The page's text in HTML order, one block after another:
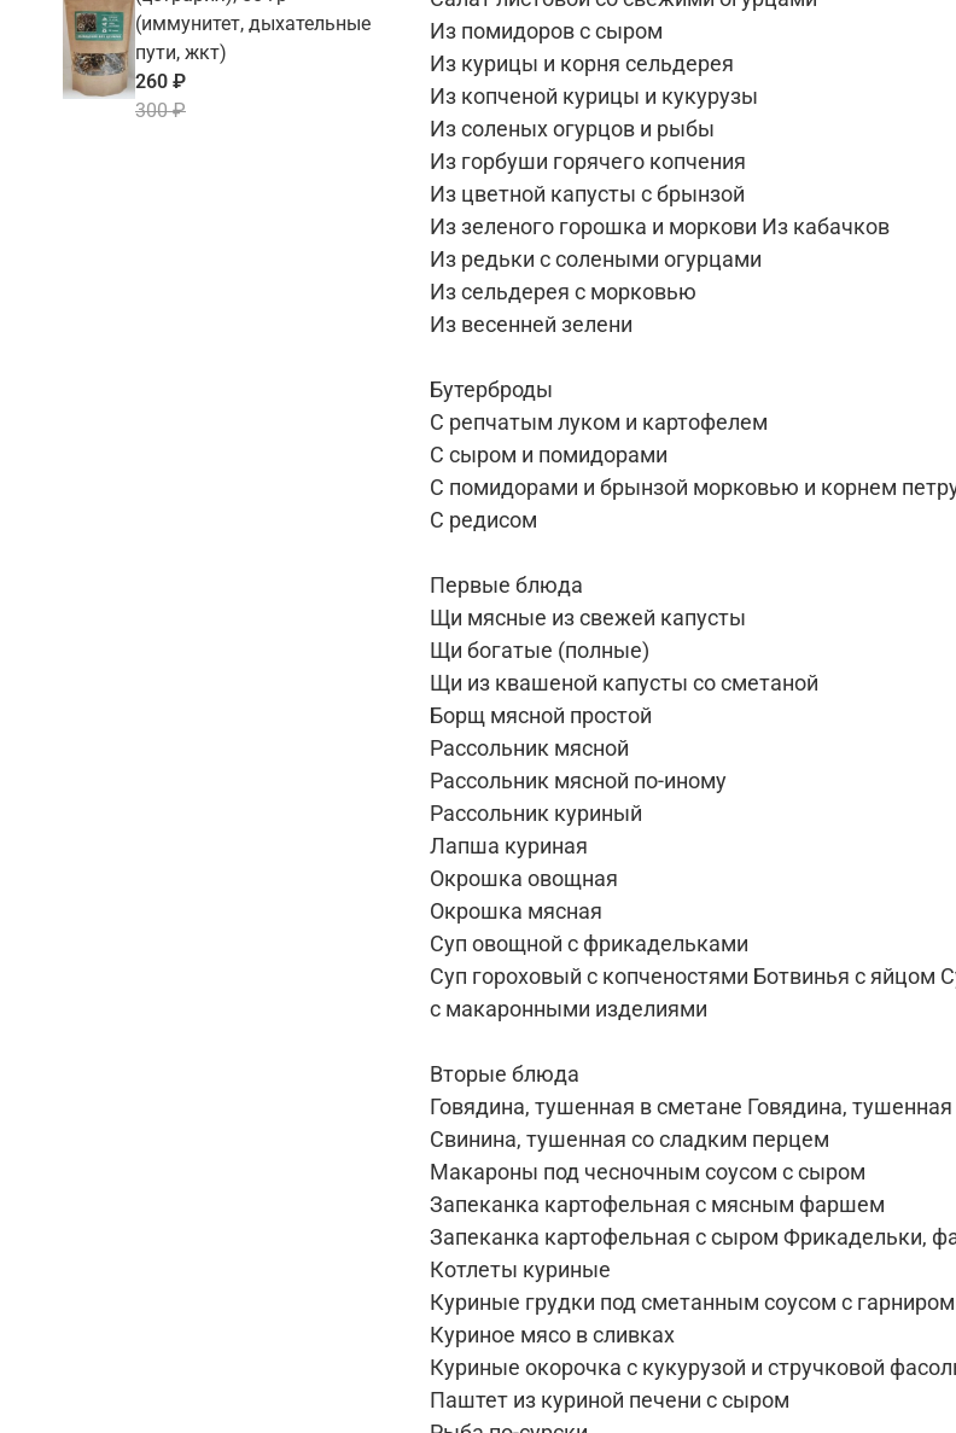
Из помидоров с сыром
Из курицы и корня сельдерея
Из копченой курицы и кукурузы
Из соленых огурцов и рыбы
Из горбуши горячего копчения
Из цветной капусты с брынзой
Из зеленого горошка и моркови Из кабачков
Из редьки с солеными огурцами
Из сельдерея с морковью
Из весенней зелени
Бутерброды
С репчатым луком и картофелем
С сыром и помидорами
С помидорами и брынзой морковью и корнем
С редисом
Первые блюда
Щи мясные из свежей капусты
Щи богатые (полные)
Щи из квашеной капусты со сметаной
Борщ мясной простой
Рассольник мясной
Рассольник мясной по-иному
Рассольник куриный
Лапша куриная
Окрошка овощная
Окрошка мясная
Суп овощной с фрикадельками
Суп гороховый с копченостями Ботвинья с яйцом
с макаронными изделиями
Вторые блюда
Говядина, тушенная в сметане Говядина,
Свинина, тушенная со сладким перцем
Макароны под чесночным соусом с сыром
Запеканка картофельная с мясным фаршем
Запеканка картофельная с сыром Фрикадельки,
Котлеты куриные
Куриные грудки под сметанным соусом с гарниром
Куриное мясо в сливках
Куриные окорочка с кукурузой и стручковой
Паштет из куриной печени с сыром
(иммунитет, дыхательные
пути, жкт)
260 ₽
300 ₽